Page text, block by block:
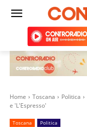
Home Toscana Politica
e 'L'Espresso'
Toscana Politica